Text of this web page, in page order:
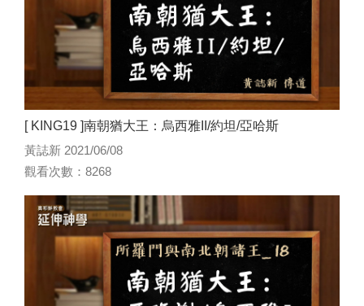
[ KING19 ]南朝猶大王：烏西雅II/約坦/亞哈斯
黃誌新 2021/06/08
觀看次數：8268